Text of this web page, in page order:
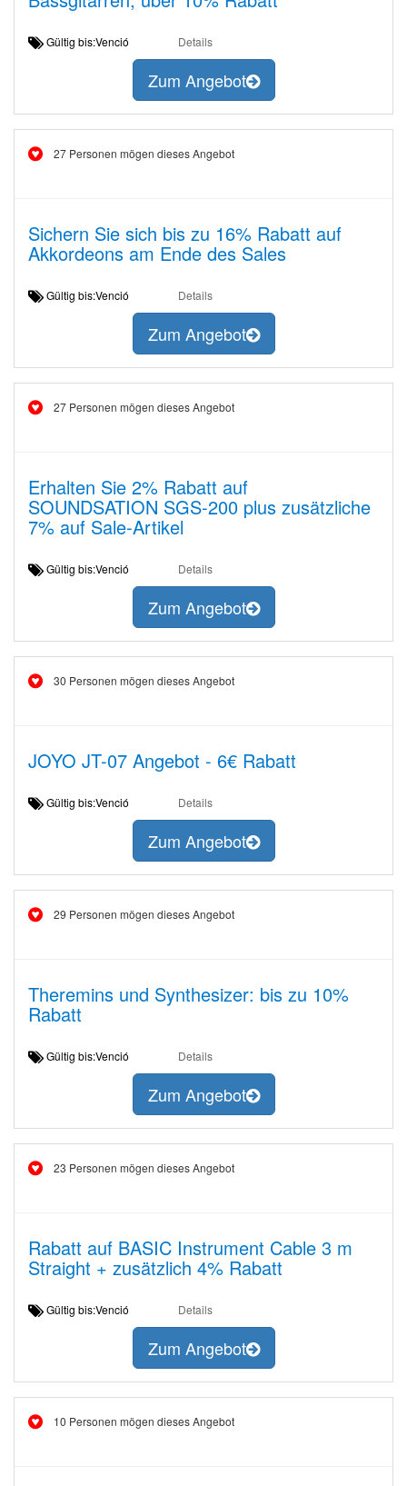
Gültig bis:Venció Details
Zum Angebot
27 Personen mögen dieses Angebot
Sichern Sie sich bis zu 16% Rabatt auf
Akkordeons am Ende des Sales
Gültig bis:Venció Details
Zum Angebot
27 Personen mögen dieses Angebot
Erhalten Sie 2% Rabatt auf
SOUNDSATION SGS-200 plus zusätzliche
7% auf Sale-Artikel
Gültig bis:Venció Details
Zum Angebot
30 Personen mögen dieses Angebot
JOYO JT-07 Angebot - 6€ Rabatt
Gültig bis:Venció Details
Zum Angebot
29 Personen mögen dieses Angebot
Theremins und Synthesizer: bis zu 10%
Rabatt
Gültig bis:Venció Details
Zum Angebot
23 Personen mögen dieses Angebot
Rabatt auf BASIC Instrument Cable 3 m
Straight + zusätzlich 4% Rabatt
Gültig bis:Venció Details
Zum Angebot
10 Personen mögen dieses Angebot